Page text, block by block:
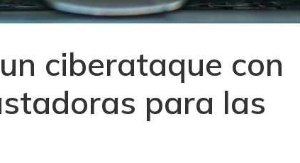
ciberataque con
para las